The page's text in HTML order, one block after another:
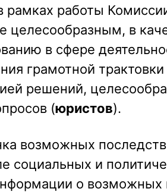
работы
целесообразным, в
в сфере
грамотной
решений,
(юристов).
возможных
социальных и
о возможных